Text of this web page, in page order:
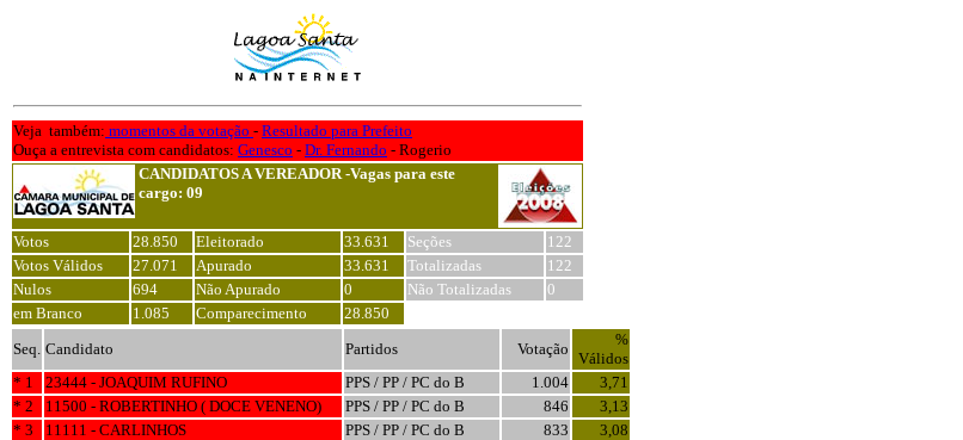
Veja também: momentos da votação - Resultado para Prefeito
Ouça a entrevista com candidatos: Genesco - Dr. Fernando - Rogerio
CANDIDATOS A VEREADOR -Vagas para este
cargo: 09
Votos 28.850 Eleitorado 33.631 Seções
122
Votos Válidos
27.071 Apurado 33.631 Totalizadas
122
Nulos
694 Não Apurado 0 Não Totalizadas
0
em Branco
1.085 Comparecimento
28.850
Seq. Candidato Partidos Votação
%
Válidos
* 1
23444 - JOAQUIM RUFINO PPS / PP / PC do B 1.004
3,71
* 2
11500 - ROBERTINHO ( DOCE VENENO) PPS / PP / PC do B 846
3,13
* 3
11111 - CARLINHOS PPS / PP / PC do B 833
3,08